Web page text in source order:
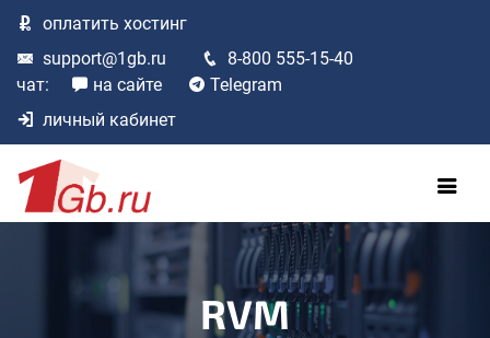
оплатить хостинг
support@1gb.ru
8-800 555-15-40
чат:
на сайте
Telegram
личный кабинет
RVM